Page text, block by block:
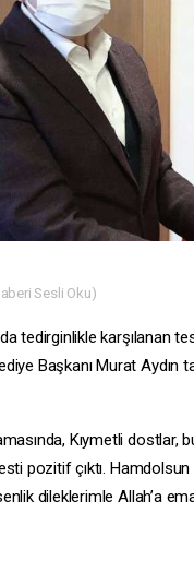
Sesli Oku)
tedirginlikle karşılanan
Başkanı Murat Aydın
Kıymetli dostlar,
pozitif çıktı. Hamdolsun
dileklerimle Allah’a